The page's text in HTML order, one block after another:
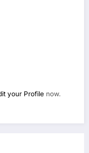
your Profile now.